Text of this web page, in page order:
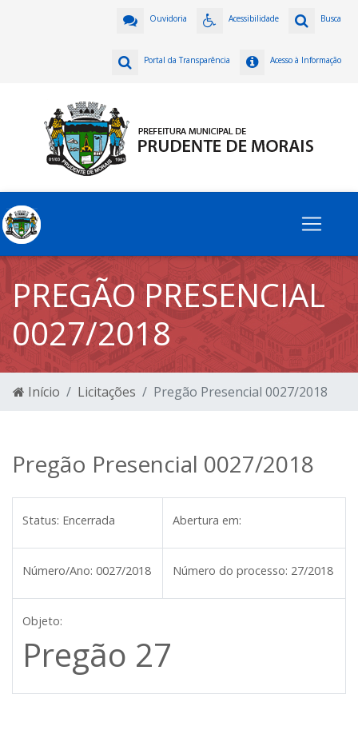
Busca
Acessibilidade
Ouvidoria
Acesso à Informação
Portal da Transparência
PREGÃO PRESENCIAL
0027/2018
Início Licitações Pregão Presencial 0027/2018
Pregão Presencial 0027/2018
Status: Encerrada Abertura em:
Número/Ano: 0027/2018 Número do processo: 27/2018
Objeto:
Pregão 27